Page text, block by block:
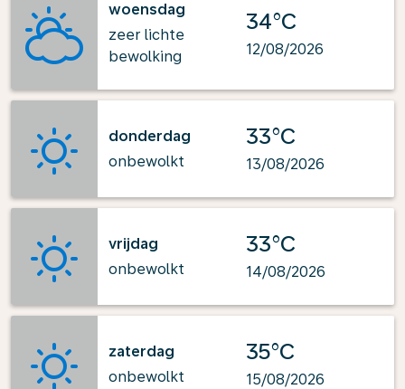
woensdag
zeer lichte
bewolking
34°C
12/08/2026
donderdag
onbewolkt
33°C
13/08/2026
vrijdag
onbewolkt
33°C
14/08/2026
zaterdag
onbewolkt
35°C
15/08/2026